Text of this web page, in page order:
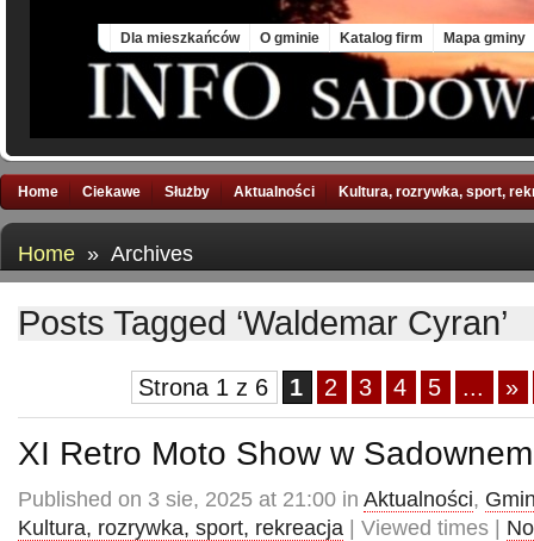
Dla mieszkańców O gminie Katalog firm Mapa gminy
Home Ciekawe Służby Aktualności Kultura, rozrywka, sport,
Home » Archives
Posts Tagged ‘Waldemar Cyran’
Strona 1 z 6 1 2 3 4 5 ... »
XI Retro Moto Show w Sadownem
Published on 3 sie, 2025 at 21:00 in Aktualności,
Kultura, rozrywka, sport, rekreacja | Viewed times |